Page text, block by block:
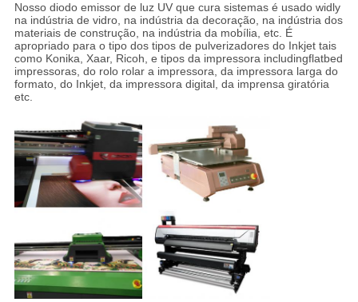
Nosso diodo emissor de luz UV que cura sistemas é usado widly
na indústria de vidro, na indústria da decoração, na indústria dos
materiais de construção, na indústria da mobília, etc. É
apropriado para o tipo dos tipos de pulverizadores do Inkjet tais
como Konika, Xaar, Ricoh, e tipos da impressora includingflatbed
impressoras, do rolo rolar a impressora, da impressora larga do
formato, do Inkjet, da impressora digital, da imprensa giratória
etc.